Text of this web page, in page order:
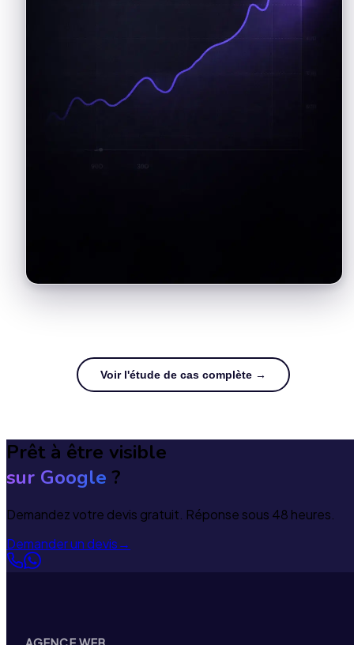
Voir l'étude de cas complète →
Prêt à être visible
sur Google ?
Demandez votre devis gratuit. Réponse sous 48 heures.
Demander un devis→